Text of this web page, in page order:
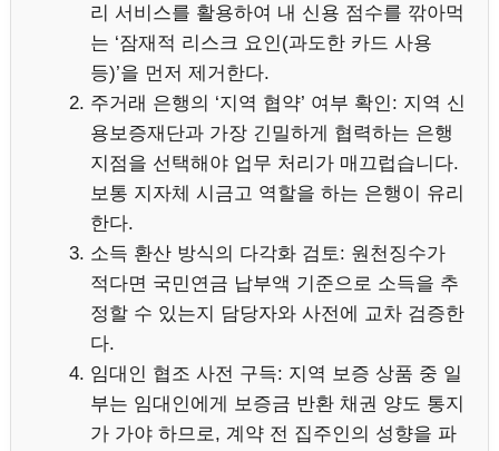
리 서비스를 활용하여 내 신용 점수를 깎아먹
는 ‘잠재적 리스크 요인(과도한 카드 사용
등)’을 먼저 제거한다.
주거래 은행의 ‘지역 협약’ 여부 확인: 지역 신
용보증재단과 가장 긴밀하게 협력하는 은행
지점을 선택해야 업무 처리가 매끄럽습니다.
보통 지자체 시금고 역할을 하는 은행이 유리
한다.
소득 환산 방식의 다각화 검토: 원천징수가
적다면 국민연금 납부액 기준으로 소득을 추
정할 수 있는지 담당자와 사전에 교차 검증한
다.
임대인 협조 사전 구득: 지역 보증 상품 중 일
부는 임대인에게 보증금 반환 채권 양도 통지
가 가야 하므로, 계약 전 집주인의 성향을 파